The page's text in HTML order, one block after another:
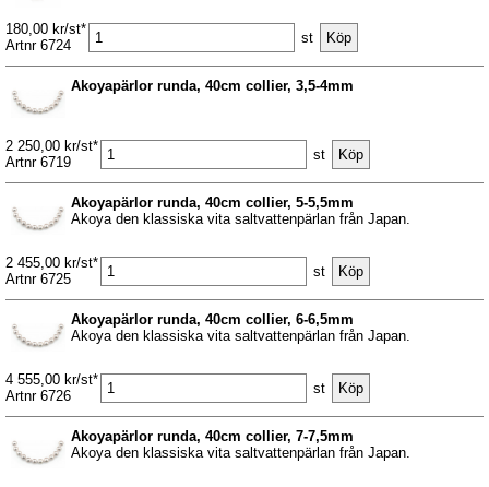
180,00 kr/st*
Artnr 6724
st
Akoyapärlor runda, 40cm collier, 3,5-4mm
2 250,00 kr/st*
Artnr 6719
st
Akoyapärlor runda, 40cm collier, 5-5,5mm
Akoya den klassiska vita saltvattenpärlan från Japan.
2 455,00 kr/st*
Artnr 6725
st
Akoyapärlor runda, 40cm collier, 6-6,5mm
Akoya den klassiska vita saltvattenpärlan från Japan.
4 555,00 kr/st*
Artnr 6726
st
Akoyapärlor runda, 40cm collier, 7-7,5mm
Akoya den klassiska vita saltvattenpärlan från Japan.